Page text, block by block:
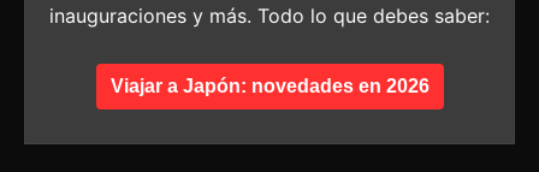
inauguraciones y más. Todo lo que debes saber:
Viajar a Japón: novedades en 2026